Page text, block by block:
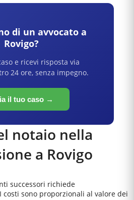
di un avvocato a
Rovigo?
e ricevi risposta via
24 ore, senza impegno.
il tuo caso →
notaio nella
a Rovigo
successori richiede
costi sono proporzionali al valore dei